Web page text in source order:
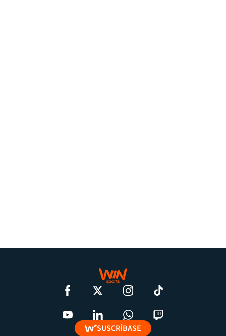
SUSCRÍBASE